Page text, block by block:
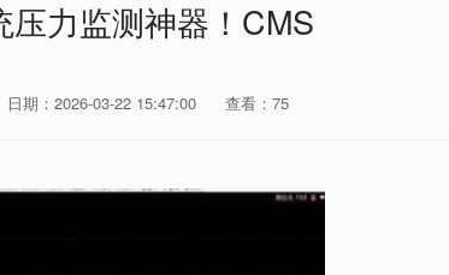
力监测神器！CMS
日期：2026-03-22 15:47:00 查看：75